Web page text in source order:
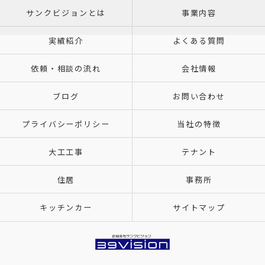
サンクビジョンとは 事業内容
実績紹介 よくある質問
依頼・相談の流れ 会社情報
ブログ お問い合わせ
プライバシーポリシー 当社の特徴
大工工事 テナント
住居 事務所
キッチンカー サイトマップ